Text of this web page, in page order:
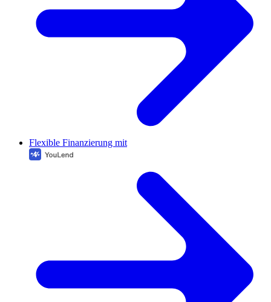
Flexible Finanzierung mit